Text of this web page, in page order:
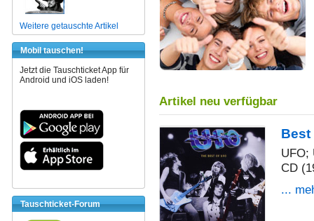
Weitere getauschte Artikel
Mobil tauschen!
Jetzt die Tauschticket App für
Android und iOS laden!
Tauschticket-Forum
Artikel neu verfügbar
Best
UFO;
CD
...